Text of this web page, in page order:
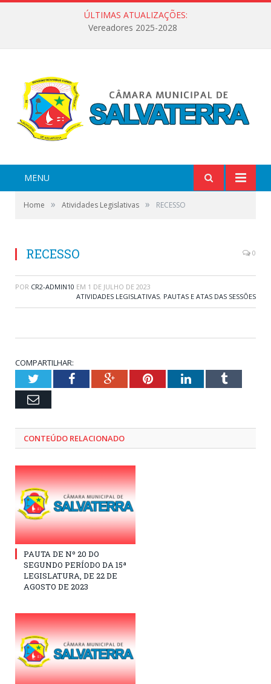
ÚLTIMAS ATUALIZAÇÕES:
Vereadores 2025-2028
MENU
Home » Atividades Legislativas » RECESSO
RECESSO 0
POR CR2-ADMIN10 EM 1 DE JULHO DE 2023
ATIVIDADES LEGISLATIVAS, PAUTAS E ATAS DAS SESSÕES
COMPARTILHAR:
TwitterFacebookGoogle+PinterestLinkedInTumblr
Email
CONTEÚDO RELACIONADO
PAUTA DE Nº 20 DO
SEGUNDO PERÍODO DA 15ª
LEGISLATURA, DE 22 DE
AGOSTO DE 2023